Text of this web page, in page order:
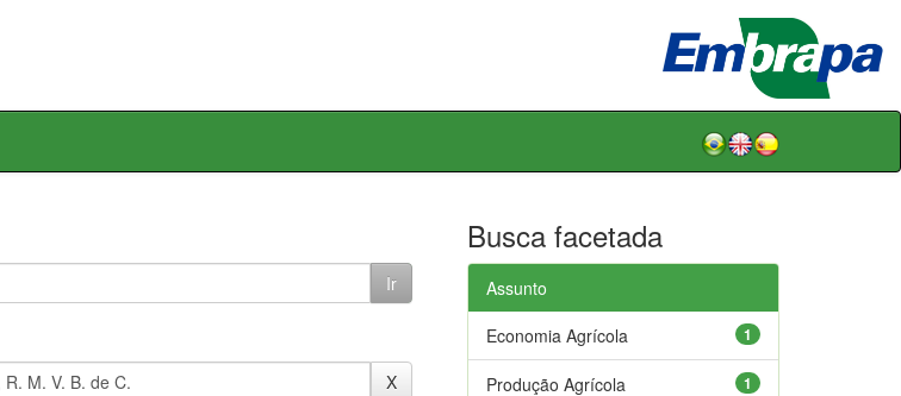
Busca facetada
Assunto
1
Economia Agrícola
1
Produção Agrícola